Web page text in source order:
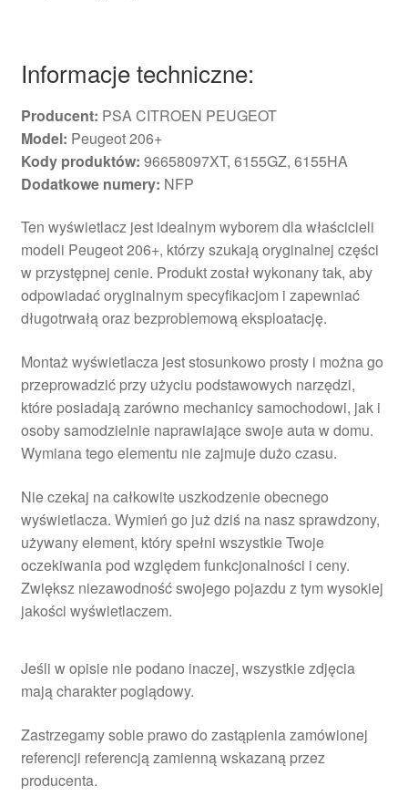
Informacje techniczne:
Producent: PSA CITROEN PEUGEOT
Model: Peugeot 206+
Kody produktów: 96658097XT, 6155GZ, 6155HA
Dodatkowe numery: NFP
Ten wyświetlacz jest idealnym wyborem dla właścicieli
modeli Peugeot 206+, którzy szukają oryginalnej części
w przystępnej cenie. Produkt został wykonany tak, aby
odpowiadać oryginalnym specyfikacjom i zapewniać
długotrwałą oraz bezproblemową eksploatację.
Montaż wyświetlacza jest stosunkowo prosty i można go
przeprowadzić przy użyciu podstawowych narzędzi,
które posiadają zarówno mechanicy samochodowi, jak i
osoby samodzielnie naprawiające swoje auta w domu.
Wymiana tego elementu nie zajmuje dużo czasu.
Nie czekaj na całkowite uszkodzenie obecnego
wyświetlacza. Wymień go już dziś na nasz sprawdzony,
używany element, który spełni wszystkie Twoje
oczekiwania pod względem funkcjonalności i ceny.
Zwiększ niezawodność swojego pojazdu z tym wysokiej
jakości wyświetlaczem.
Jeśli w opisie nie podano inaczej, wszystkie zdjęcia
mają charakter poglądowy.
Zastrzegamy sobie prawo do zastąpienia zamówionej
referencji referencją zamienną wskazaną przez
producenta.